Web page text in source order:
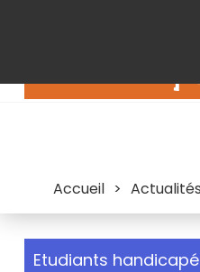
Accueil > Actualités
Etudiants